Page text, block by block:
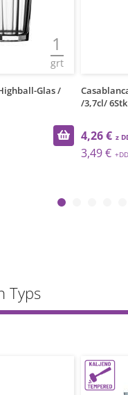
1
grt
Glas /
/3,7cl/ 6Stk
4,26 €
3,49 €
Typs